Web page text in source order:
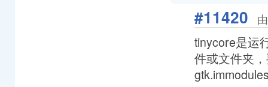
#11420
tinycore是运
件或文件夹